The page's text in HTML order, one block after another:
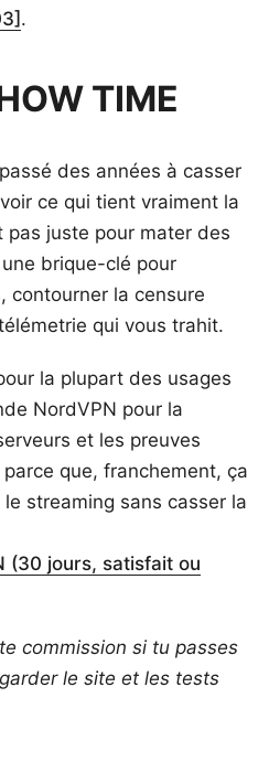
.
TIME
des années à casser
ce qui tient vraiment la
pas juste pour mater des
une brique-clé pour
contourner la censure
qui vous trahit.
la plupart des usages
NordVPN pour la
et les preuves
que, franchement, ça
streaming sans casser la
(30 jours, satisfait ou
commission si tu passes
le site et les tests